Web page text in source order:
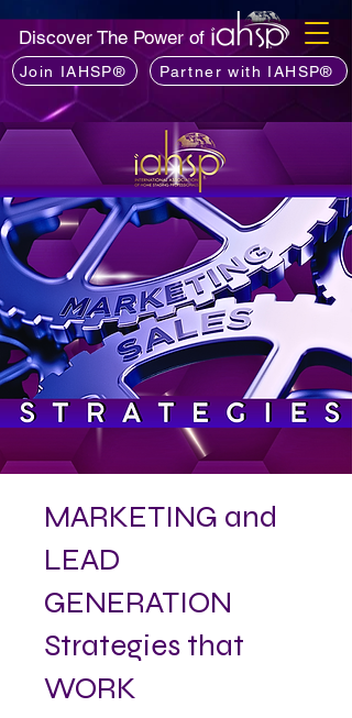
Discover The Power of
Join IAHSP® Partner with IAHSP®
MARKETING and
LEAD
GENERATION
Strategies that
WORK